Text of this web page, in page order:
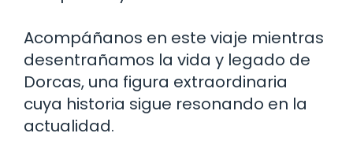
Acompáñanos en este viaje mientras
desentrañamos la vida y legado de
Dorcas, una figura extraordinaria
cuya historia sigue resonando en la
actualidad.